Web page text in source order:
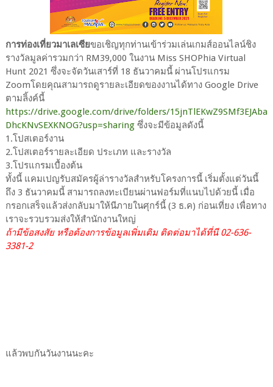
การท่องเที่ยวมาเลเซียขอเชิญทุกท่านเข้าร่วมเล่นเกมส์ออนไลน์ชิง
รางวัลมูลค่ารวมกว่า RM39,000 ในงาน Miss SHOPhia Virtual
Hunt 2021 ซึ่งจะจัดวันเสาร์ที่ 18 ธันวาคมนี้ ผ่านโปรแกรม
Zoomโดยคุณสามารถดูรายละเอียดของงานได้ทาง Google Drive
ตามลิ้งค์นี้
https://drive.google.com/drive/folders/15jnTlEKwZ9SMf3EJAba
DhcKNvSEXKNOG?usp=sharingซึ่งจะมีข้อมูลดังนี้
1.โปสเตอร์งาน
2.โปสเตอร์รายละเอียด ประเภท และรางวัล
3.โปรแกรมเบื้องต้น
ทั้งนี้ แคมเปญรับสมัครผู้ล่ารางวัลสำหรับโครงการนี้ เริ่มตั้งแต่วันนี้
ถึง 3 ธันวาคมนี้ สามารถลงทะเบียนผ่านฟอร์มที่แนบไปด้วยนี้ เมื่อ
กรอกเสร็จแล้วส่งกลับมาให้นีภายในศุกร์นี้ (3 ธ.ค) ก่อนเที่ยง เพื่อทาง
เราจะรวบรวมส่งให้สำนักงานใหญ่
ถ้ามีข้อสงสัย หรือต้องการข้อมูลเพิ่มเติม ติดต่อมาได้ที่นี 02-636-
3381-2
แล้วพบกันวันงานนะคะ